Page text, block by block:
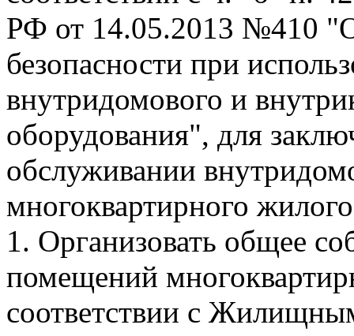
РФ от 14.05.2013 №410
безопасности при
внутридомового и
оборудования", для
обслуживании
многоквартирного
1. Организовать общее
помещений
соответствии с